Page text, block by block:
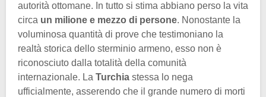
autorità ottomane. In tutto si stima abbiano perso la vita
circa un milione e mezzo di persone. Nonostante la
voluminosa quantità di prove che testimoniano la
realtà storica dello sterminio armeno, esso non è
riconosciuto dalla totalità della comunità
internazionale. La Turchia stessa lo nega
ufficialmente, asserendo che il grande numero di morti